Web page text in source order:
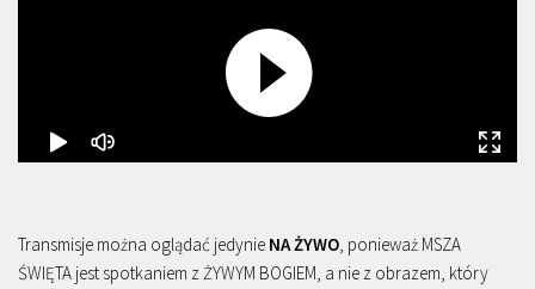
Transmisje można oglądać jedynie NA ŻYWO, ponieważ MSZA
ŚWIĘTA jest spotkaniem z ŻYWYM BOGIEM, a nie z obrazem, który